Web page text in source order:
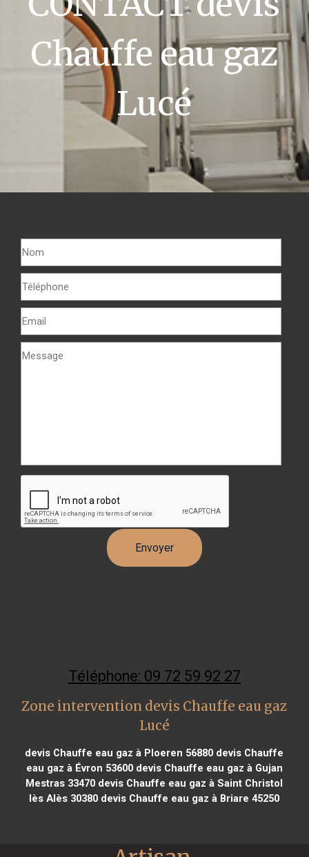
Chauffe eau gaz
Lucé
Téléphone: 09 72 59 92 27
Zone intervention devis Chauffe eau gaz
Lucé
devis Chauffe eau gaz à Ploeren 56880 devis Chauffe
eau gaz à Évron 53600devis Chauffe eau gaz à Gujan
Mestras 33470 devis Chauffe eau gaz à Saint Christol
lès Alès 30380 devis Chauffe eau gaz à Briare 45250